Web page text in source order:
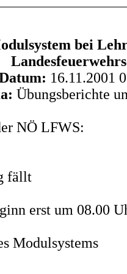
bei
16.11.2001
Übungsberichte
NÖ LFWS:
fällt
erst um 08.00
Modulsystems